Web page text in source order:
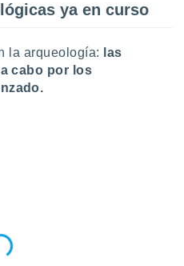
ya en curso
la arqueología: las
cabo por los